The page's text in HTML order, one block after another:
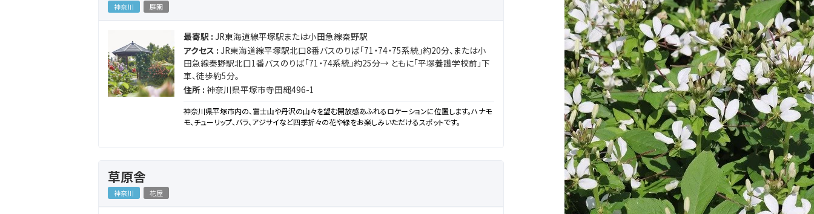
神奈川 庭園
最寄駅 : JR東海道線平塚駅または小田急線秦野駅
アクセス : JR東海道線平塚駅北口8番バスのりば「71・74・75系統」約20分、または小
田急線秦野駅北口1番バスのりば「71・74系統」約25分→ ともに「平塚養護学校前」下
車、徒歩約5分。
住所 : 神奈川県平塚市寺田縄496-1
神奈川県平塚市内の、富士山や丹沢の山々を望む開放感あふれるロケーションに位置します。ハナモ
モ、チューリップ、バラ、アジサイなど四季折々の花や緑をお楽しみいただけるスポットです。
草原舎
神奈川 花屋